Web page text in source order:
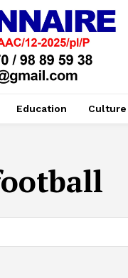
Education Culture